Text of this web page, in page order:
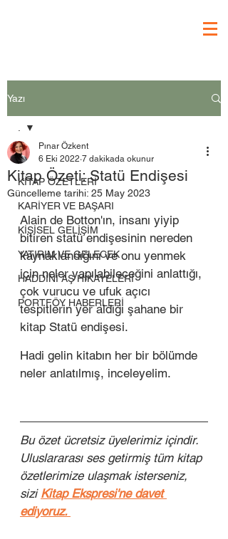
Yazı
.
KİTAP ÖZETLERİ
KARİYER VE BAŞARI
KİŞİSEL GELİŞİM
YATIRIM VE GELECEK
HADDİNİ AŞ HİKAYELERİ
PORTFÖY HABERLERİ
Kitap Özeti: Statü Endişesi
Pınar Özkent
6 Eki 2022 7 dakikada okunur
Güncelleme tarihi: 25 May 2023
Alain de Botton'ın, insanı yiyip
bitiren statü endişesinin nereden
kaynaklandığını ve onu yenmek
için neler yapılabileceğini anlattığı,
çok vurucu ve ufuk açıcı
tespitlerin yer aldığı şahane bir
kitap Statü endişesi.
Hadi gelin kitabın her bir bölümde
neler anlatılmış, inceleyelim.
Bu özet ücretsiz üyelerimiz içindir.
Uluslararası ses getirmiş tüm kitap
özetlerimize ulaşmak isterseniz,
sizi Kitap Ekspresi'ne davet
ediyoruz.